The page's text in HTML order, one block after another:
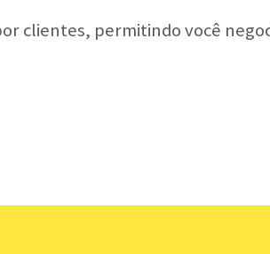
clientes, permitindo você